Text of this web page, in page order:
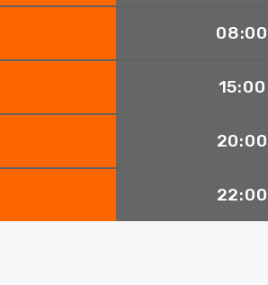
08:00
15:00
20:00
22:00